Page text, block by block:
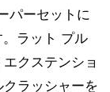
パーセットに
ラット プル
クステンショ
ラッシャーを